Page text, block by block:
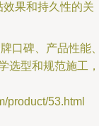
果和持久性的关
口碑、产品性能
选型和规范施工，
product/53.html